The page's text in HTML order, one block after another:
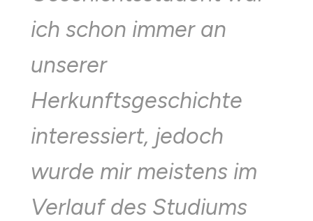
ich schon immer an
unserer
Herkunftsgeschichte
interessiert, jedoch
wurde mir meistens im
Verlauf des Studiums